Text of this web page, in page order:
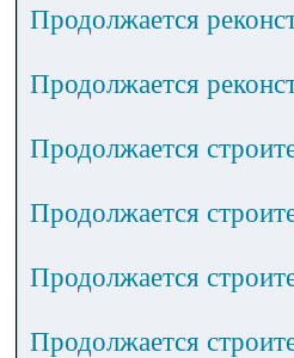
Продолжается
Продолжается
Продолжается
Продолжается
Продолжается
Продолжается